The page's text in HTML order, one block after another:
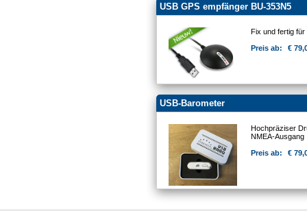
USB GPS empfänger BU-353N5
Fix und fertig
Preis ab:
€
USB-Barometer
Hochpräziser
NMEA-Ausgang
Preis ab:
€